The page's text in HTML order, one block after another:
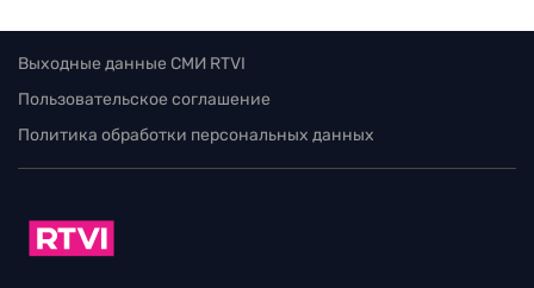
Выходные данные СМИ RTVI
Пользовательское соглашение
Политика обработки персональных данных